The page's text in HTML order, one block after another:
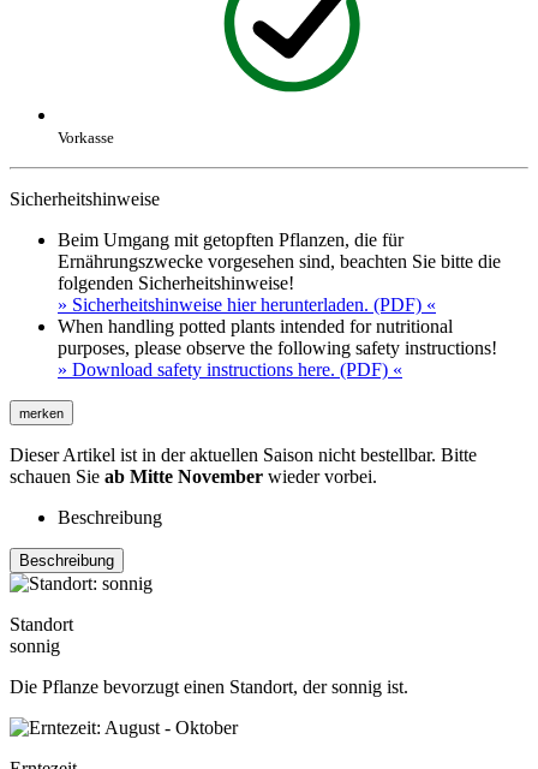
Vorkasse
Sicherheitshinweise
Beim Umgang mit getopften Pflanzen, die für
Ernährungszwecke vorgesehen sind, beachten Sie bitte die
folgenden Sicherheitshinweise!
» Sicherheitshinweise hier herunterladen. (PDF) «
When handling potted plants intended for nutritional
purposes, please observe the following safety instructions!
» Download safety instructions here. (PDF) «
merken
Dieser Artikel ist in der aktuellen Saison nicht bestellbar. Bitte
schauen Sie ab Mitte November wieder vorbei.
Beschreibung
Beschreibung
Standort
sonnig
Die Pflanze bevorzugt einen Standort, der sonnig ist.